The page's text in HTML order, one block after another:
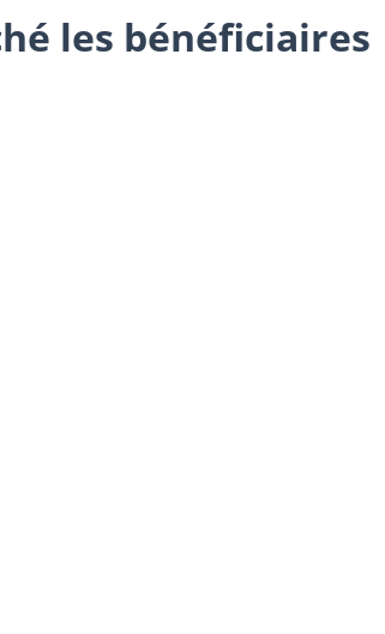
les bénéficiaires